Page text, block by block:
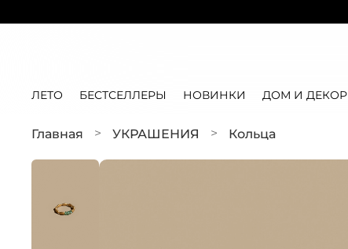
ЛЕТО БЕСТСЕЛЛЕРЫ НОВИНКИ ДОМ И ДЕКОР
Главная УКРАШЕНИЯ Кольца